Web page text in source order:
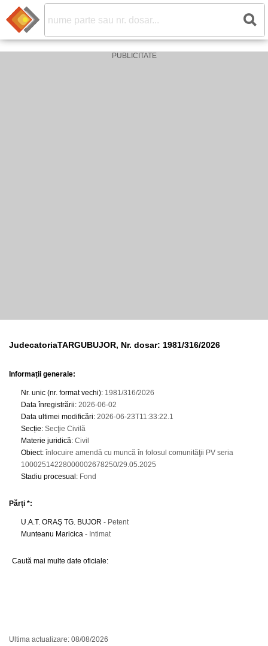
JudecatoriaTARGUBUJOR, Nr. dosar: 1981/316/2026
Informații generale:
Nr. unic (nr. format vechi): 1981/316/2026
Data înregistrării: 2026-06-02
Data ultimei modificări: 2026-06-23T11:33:22.1
Secție: Secţie Civilă
Materie juridică: Civil
Obiect: înlocuire amendă cu muncă în folosul comunităţii PV seria
10002514228000002678250/29.05.2025
Stadiu procesual : Fond
Părți *:
U.A.T. ORAŞ TG. BUJOR - Petent
Munteanu Maricica - Intimat
Caută mai multe date oficiale:
Ultima actualizare: 08/08/2026